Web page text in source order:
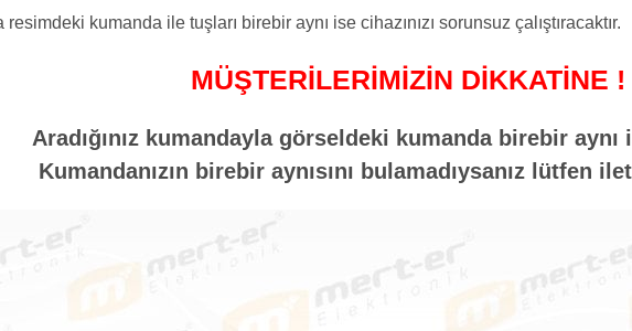
kumanda ile tuşları birebir aynı ise cihazınızı sorunsuz çalıştıracaktır.
MÜŞTERİLERİMİZİN DİKKATİNE !
Aradığınız kumandayla görseldeki kumanda birebir aynı
Kumandanızın birebir aynısını bulamadıysanız lütfen